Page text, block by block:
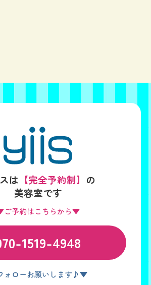
は 【完全予約制】 の
美容室です
予約はこちらから▼
1519-4948
ォローお願いします♪▼